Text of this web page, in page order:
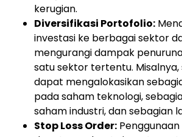
kerugian.
Diversifikasi Portofolio:
investasi ke berbagai sektor
mengurangi dampak
satu sektor tertentu.
dapat mengalokasikan
pada saham teknologi,
saham industri, dan sebagian
Stop Loss Order: